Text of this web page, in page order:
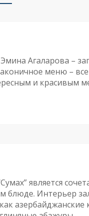
Агаларова –
меню –
и красивым
является
блюде. Интерьер